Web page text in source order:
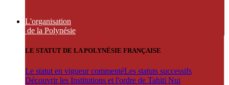
L'organisation
de la Polynésie
LE STATUT DE LA POLYNÉSIE FRANÇAISE
Le statut en vigueur commentéLes statuts successifs
Découvrir les Institutions et l'ordre de Tahiti Nui